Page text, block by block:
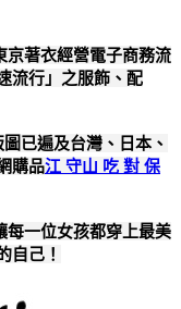
著衣經營電子商務流
流行」之服飾、配
已遍及台灣、日本、
購品江 守山 吃 對 保
一位女孩都穿上最美
自己！